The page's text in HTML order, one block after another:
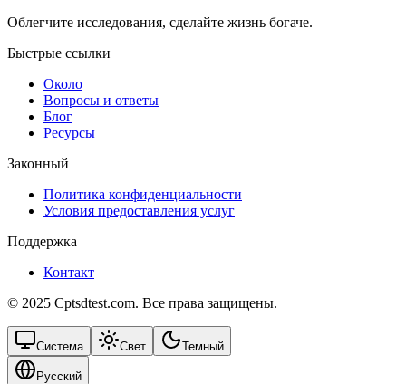
Облегчите исследования, сделайте жизнь богаче.
Быстрые ссылки
Около
Вопросы и ответы
Блог
Ресурсы
Законный
Политика конфиденциальности
Условия предоставления услуг
Поддержка
Контакт
© 2025 Cptsdtest.com. Все права защищены.
Система Свет Темный
Русский